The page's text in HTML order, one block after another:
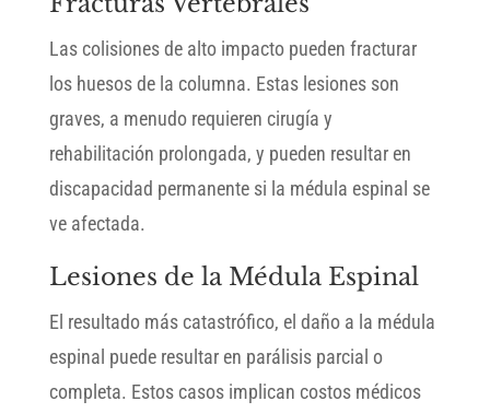
Las colisiones de alto impacto pueden fracturar
los huesos de la columna. Estas lesiones son
graves, a menudo requieren cirugía y
rehabilitación prolongada, y pueden resultar en
discapacidad permanente si la médula espinal se
ve afectada.
Lesiones de la Médula Espinal
El resultado más catastrófico, el daño a la médula
espinal puede resultar en parálisis parcial o
completa. Estos casos implican costos médicos